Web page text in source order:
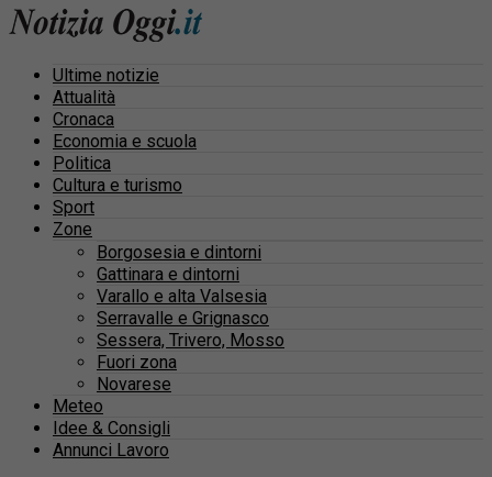
Ultime notizie
Attualità
Cronaca
Economia e scuola
Politica
Cultura e turismo
Sport
Zone
Borgosesia e dintorni
Gattinara e dintorni
Varallo e alta Valsesia
Serravalle e Grignasco
Sessera, Trivero, Mosso
Fuori zona
Novarese
Meteo
Idee & Consigli
Annunci Lavoro